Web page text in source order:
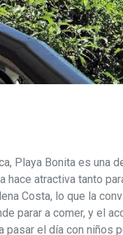
Playa Bonita es una
hace atractiva tanto
Costa, lo que la
parar a comer, y el
pasar el día con niños